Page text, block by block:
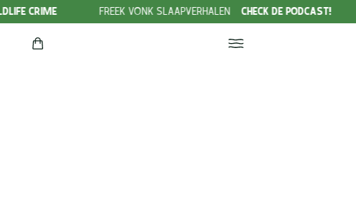
FREEK VONK SLAAPVERHALEN CHECK DE PODCAST!